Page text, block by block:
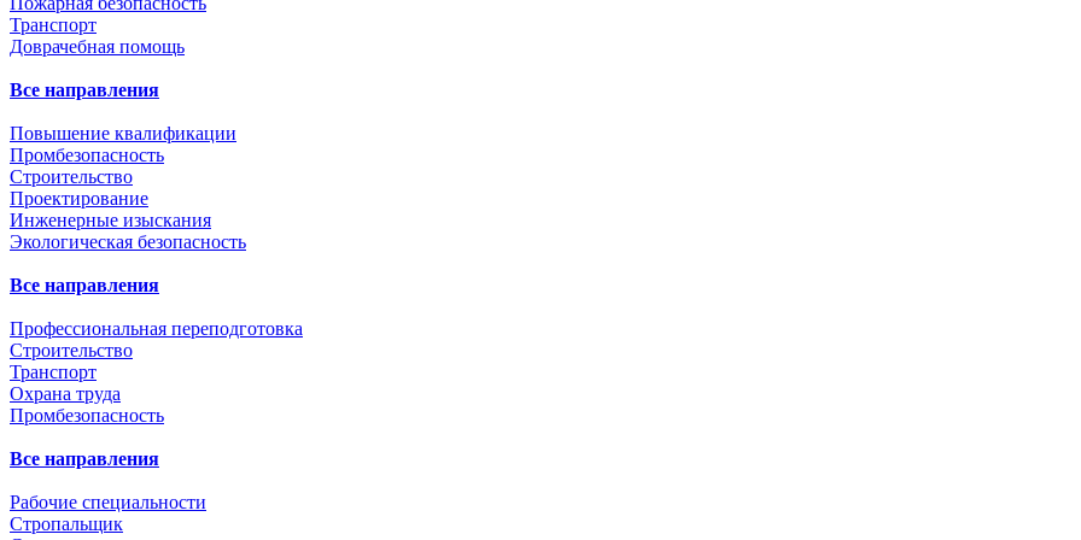
Транспорт
Доврачебная помощь
Все направления
Повышение квалификации
Промбезопасность
Строительство
Проектирование
Инженерные изыскания
Экологическая безопасность
Все направления
Профессиональная переподготовка
Строительство
Транспорт
Охрана труда
Промбезопасность
Все направления
Рабочие специальности
Стропальщик